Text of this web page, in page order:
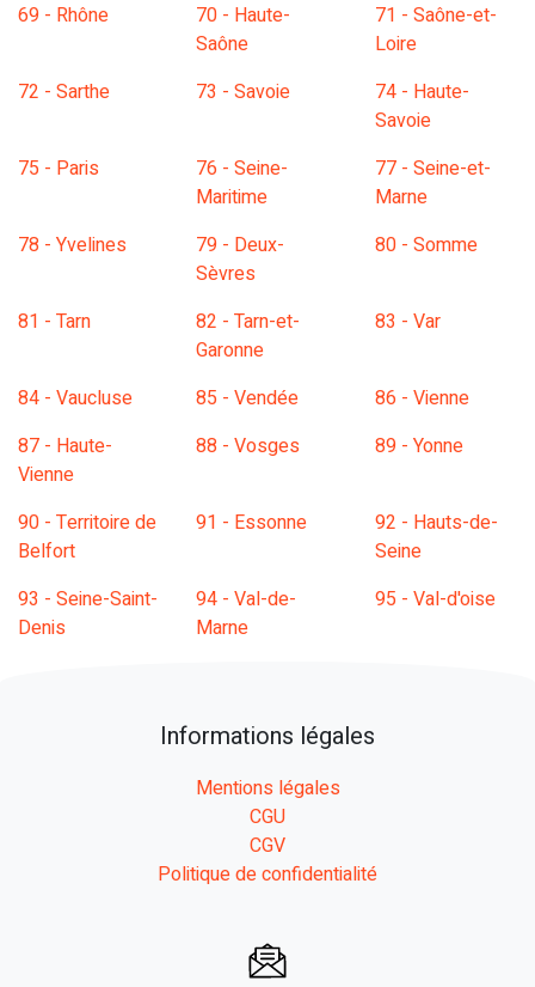
69 - Rhône
70 - Haute-
Saône
71 - Saône-et-
Loire
72 - Sarthe
73 - Savoie
74 - Haute-
Savoie
75 - Paris
76 - Seine-
Maritime
77 - Seine-et-
Marne
78 - Yvelines
79 - Deux-
Sèvres
80 - Somme
81 - Tarn
82 - Tarn-et-
Garonne
83 - Var
84 - Vaucluse 85 - Vendée
86 - Vienne
87 - Haute-
Vienne
88 - Vosges 89 - Yonne
90 - Territoire de
Belfort
91 - Essonne
92 - Hauts-de-
Seine
93 - Seine-Saint-
Denis
94 - Val-de-
Marne
95 - Val-d'oise
Informations légales
Mentions légales
CGU
CGV
Politique de confidentialité